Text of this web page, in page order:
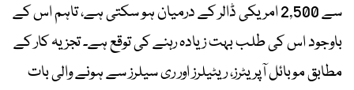
سے 2,500 امریکی ڈالر کے درمیان ہو سکتی ہے، تاہم اس کے
باوجود اس کی طلب بہت زیادہ رہنے کی توقع ہے۔ تجزیہ کار کے
مطابق موبائل آپریٹرز، ریٹیلرز اور ری سیلرز سے ہونے والی بات